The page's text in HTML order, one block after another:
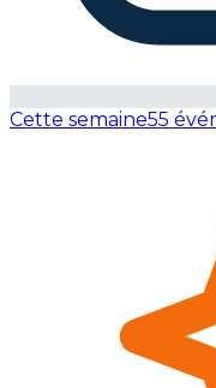
Cette semaine55